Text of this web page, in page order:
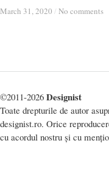
March 31, 2020 / No comments
March 31, 2020 / No comments
©2011-2026 Designist
Toate drepturile de autor
designist.ro. Orice
cu acordul nostru și cu